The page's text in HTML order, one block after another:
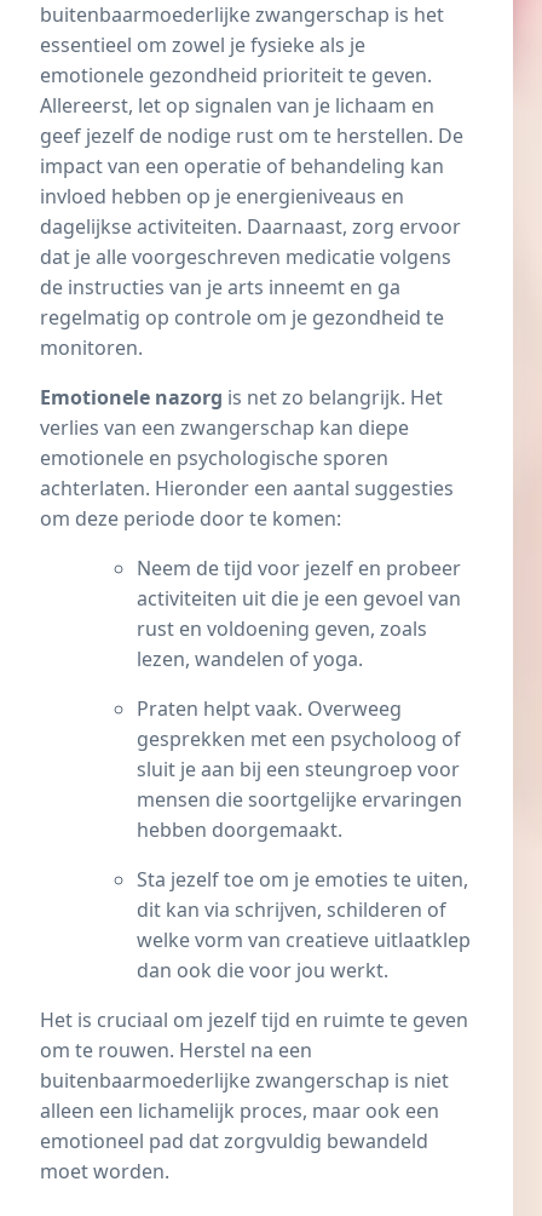
buitenbaarmoederlijke zwangerschap is het
essentieel om zowel je fysieke als je
emotionele gezondheid prioriteit te geven.
Allereerst, let op signalen van je lichaam en
geef jezelf de nodige rust om te herstellen. De
impact van een operatie of behandeling kan
invloed hebben op je energieniveaus en
dagelijkse activiteiten. Daarnaast, zorg ervoor
dat je alle voorgeschreven medicatie volgens
de instructies van je arts inneemt en ga
regelmatig op controle om je gezondheid te
monitoren.
Emotionele nazorg is net zo belangrijk. Het
verlies van een zwangerschap kan diepe
emotionele en psychologische sporen
achterlaten. Hieronder een aantal suggesties
om deze periode door te komen:
Neem de tijd voor jezelf en probeer
activiteiten uit die je een gevoel van
rust en voldoening geven, zoals
lezen, wandelen of yoga.
Praten helpt vaak. Overweeg
gesprekken met een psycholoog of
sluit je aan bij een steungroep voor
mensen die soortgelijke ervaringen
hebben doorgemaakt.
Sta jezelf toe om je emoties te uiten,
dit kan via schrijven, schilderen of
welke vorm van creatieve uitlaatklep
dan ook die voor jou werkt.
Het is cruciaal om jezelf tijd en ruimte te geven
om te rouwen. Herstel na een
buitenbaarmoederlijke zwangerschap is niet
alleen een lichamelijk proces, maar ook een
emotioneel pad dat zorgvuldig bewandeld
moet worden.